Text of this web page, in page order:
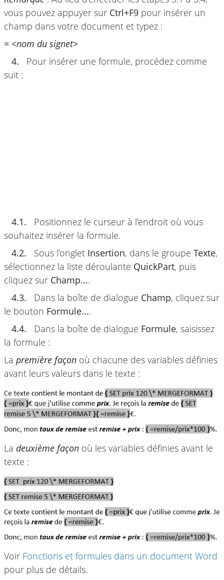
vous pouvez appuyer sur Ctrl+F9 pour insérer un
champ dans votre document et typez :
= <nom du signet>
4.
Pour insérer une formule, procédez comme
suit :
4.1.
Positionnez le curseur à l’endroit où vous
souhaitez insérer la formule.
4.2.
Sous l’onglet Insertion, dans le groupe Texte,
sélectionnez la liste déroulante QuickPart, puis
cliquez sur Champ....
4.3.
Dans la boîte de dialogue Champ, cliquez sur
le bouton Formule....
4.4.
Dans la boîte de dialogue Formule, saisissez
la formule :
La première façon où chacune des variables définies
avant leurs valeurs dans le texte :
La deuxième façon où les variables définies avant le
texte :
Voir Fonctions et formules dans un document Word
pour plus de détails.